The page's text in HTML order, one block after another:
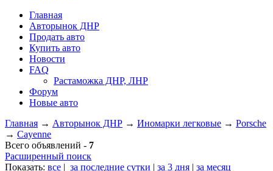
Главная
Авторынок ДНР
Продать авто
Купить авто
Новости
FAQ
Растаможка ДНР, ЛНР
Форум
Новые авто
Главная → Авторынок ДНР → Иномарки легковые → Porsche
→ Cayenne
Всего объявлений - 7
Расширенный поиск
Показать: все | за последние сутки | за 3 дня | за месяц